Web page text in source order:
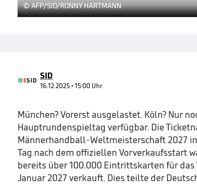
© AFP/SID/RONNY HARTMANN
SID
16.12.2025 • 15:00 Uhr
München? Vorerst ausgelastet. Köln? Nur
Hauptrundenspieltag verfügbar. Die
Männerhandball-Weltmeisterschaft 2027
Tag nach dem offiziellen Vorverkaufsstart
bereits über 100.000 Eintrittskarten für das
Januar 2027 verkauft. Dies teilte der